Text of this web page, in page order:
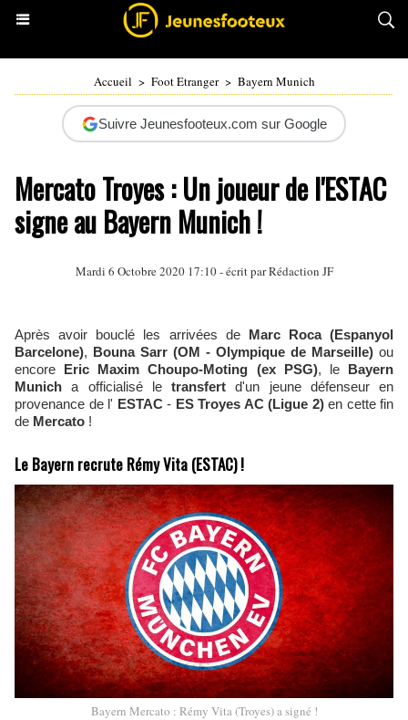
Accueil > Foot Etranger > Bayern Munich
Suivre Jeunesfooteux.com sur Google
Mercato Troyes : Un joueur de l'ESTAC
signe au Bayern Munich !
Mardi 6 Octobre 2020 17:10 - écrit par Rédaction JF
Après avoir bouclé les arrivées de Marc Roca (Espanyol
Barcelone), Bouna Sarr (OM - Olympique de Marseille) ou
encore Eric Maxim Choupo-Moting (ex PSG), le Bayern
Munich a officialisé le transfert d'un jeune défenseur en
provenance de l' ESTAC- ES Troyes AC (Ligue 2)en cette fin
de Mercato !
Le Bayern recrute Rémy Vita (ESTAC) !
Bayern Mercato : Rémy Vita (Troyes) a signé !